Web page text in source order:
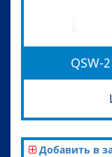
QSW-
Добавить в